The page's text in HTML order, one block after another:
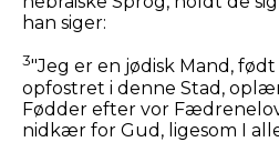
han siger:
3"Jeg er en jødisk Mand, født
opfostret i denne Stad,
Fødder efter vor
nidkær for Gud, ligesom I